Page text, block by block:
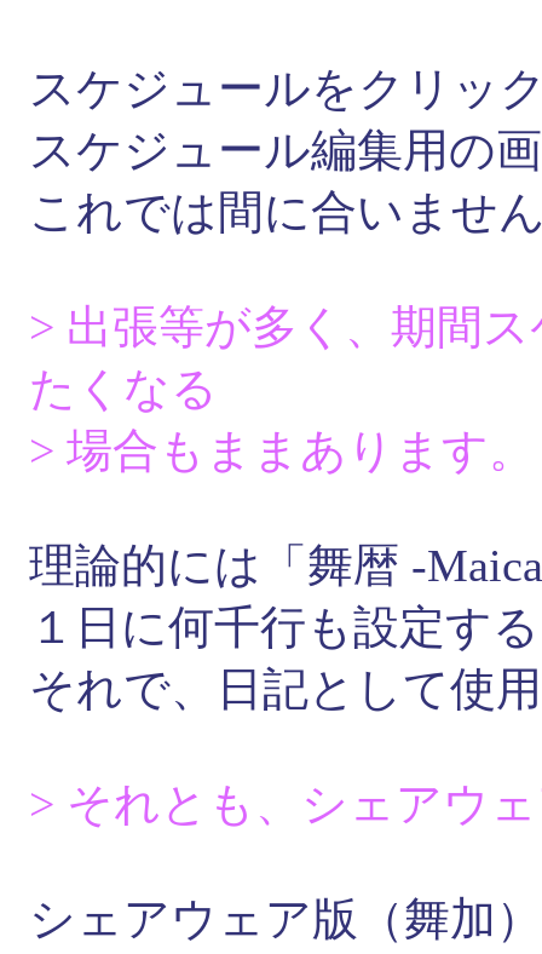
スケジュールをクリッ
スケジュール編集用の
これでは間に合いませ
> 出張等が多く、期間
たくなる
> 場合もままあります。
理論的には「舞暦 -
１日に何千行も設定す
それで、日記として使
> それとも、シェアウ
シェアウェア版（舞加